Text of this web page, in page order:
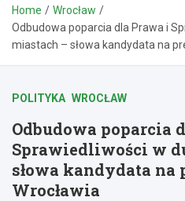
Home
Wrocław
Odbudowa poparcia dla Prawa i
miastach – słowa kandydata na
POLITYKA WROCŁAW
Odbudowa poparcia
Sprawiedliwości w
słowa kandydata na
Wrocławia